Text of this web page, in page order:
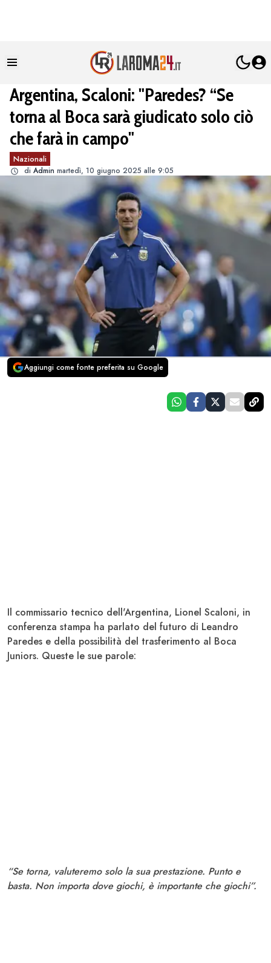
Argentina, Scaloni: "Paredes? “Se
torna al Boca sarà giudicato solo ciò
che farà in campo"
Nazionali
di Admin martedì, 10 giugno 2025 alle 9:05
Aggiungi come fonte preferita su Google
Il commissario tecnico dell'Argentina, Lionel Scaloni, in
conferenza stampa ha parlato del futuro di Leandro
Paredes e della possibilità del trasferimento al Boca
Juniors. Queste le sue parole:
“Se torna, valuteremo solo la sua prestazione. Punto e
basta. Non importa dove giochi, è importante che giochi”.